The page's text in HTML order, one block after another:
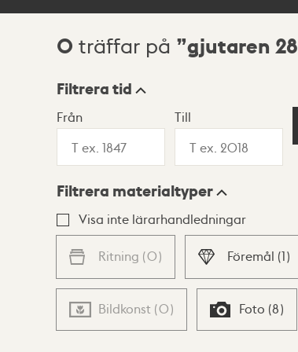
Sökresultat
0 träffar på gjutaren 28
Visningsläge
Lista Karta
Filtrera tid
Från Till
Filtrera materialtyper
Visa inte lärarhandledningar
Ritning (0) Föremål (1)
Bildkonst (0) Foto (8)